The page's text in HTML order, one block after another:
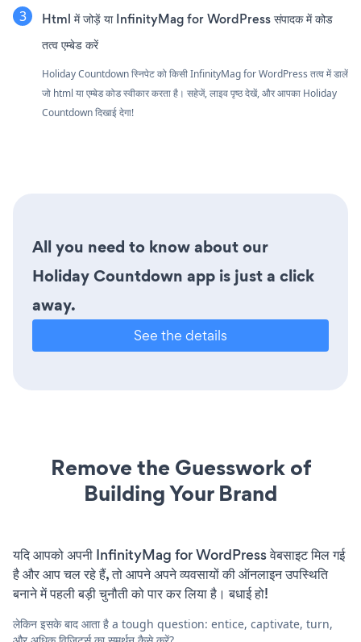
Html में जोड़ें या InfinityMag for WordPress संपादक में कोड
तत्व एम्बेड करें
Holiday Countdown स्निपेट को किसी InfinityMag for WordPress तत्व में डालें
जो html या एम्बेड कोड स्वीकार करता है। सहेजें, लाइव पृष्ठ देखें, और आपका Holiday
Countdown दिखाई देगा!
All you need to know about our
Holiday Countdown app is just a click
away.
See the details
Remove the Guesswork of
Building Your Brand
यदि आपको अपनी InfinityMag for WordPress वेबसाइट मिल गई
है और आप चल रहे हैं, तो आपने अपने व्यवसायों की ऑनलाइन उपस्थिति
बनाने में पहली बड़ी चुनौती को पार कर लिया है। बधाई हो!
लेकिन इसके बाद आता है a tough question: entice, captivate, turn,